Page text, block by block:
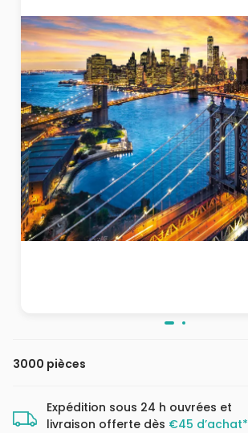
3000 pièces
Expédition sous 24 h ouvrées et
livraison offerte dès €45 d’achat*